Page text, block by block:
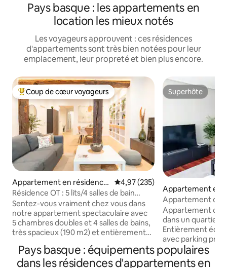
Pays basque : les appartements en
location les mieux notés
Les voyageurs approuvent : ces résidences
d'appartements sont très bien notées pour leur
emplacement, leur propreté et bien plus encore.
Coups de cœur voyageurs les plus appréciés
Coup de cœur voyageurs
Appartement en résidence
⋅ Bilbao
Évaluation moyenne sur la
4,97 (235)
Résidence OT : 5 lits/4 salles de bain
(190 m²) dans la vieille ville
Sentez-vous vraiment chez vous dans
notre appartement spectaculaire avec
5 chambres doubles et 4 salles de bains,
très spacieux (190 m2) et entièrement
Bilbao. Idéalement situé à quelques pas
de la Plaza de Unamuno et du marché de
Superhôte
Superhôte
Appartement en
Getxo
Appartement
et parc
Appartement
dans un quartier
Entièrement
avec parking
Stationnement
rue. Immeuble
Pays basque : équipements populaires
dans les résidences d'appartements en